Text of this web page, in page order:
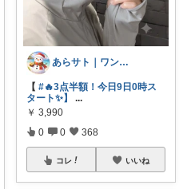
あらサト｜ワンオペ4児ママ👶
【 #🔥3点半額！今日9日0時ス
タート✨】
...
￥ 3,990
0 0 368
コレ いいね